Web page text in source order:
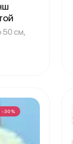
50 см,
30%